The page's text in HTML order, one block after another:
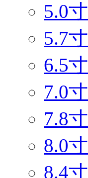
5.0寸
5.7寸
6.5寸
7.0寸
7.8寸
8.0寸
8.4寸